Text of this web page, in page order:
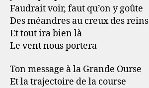
Faudrait voir, faut qu’on y goûte
Des méandres au creux des reins
Et tout ira bien là
Le vent nous portera
Ton message à la Grande Ourse
Et la trajectoire de la course